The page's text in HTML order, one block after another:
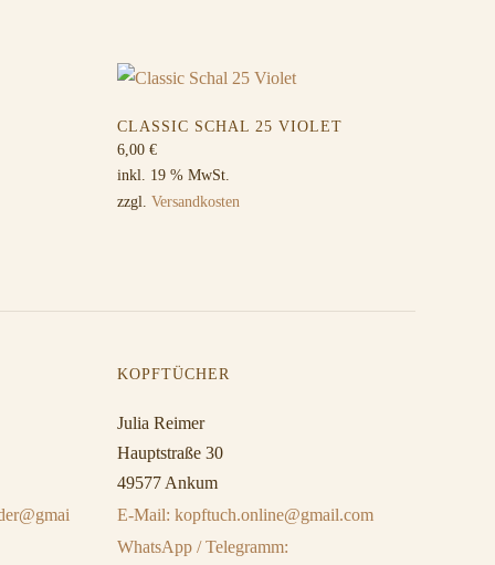
CLASSIC SCHAL 25 VIOLET
6,00 €
inkl. 19 % MwSt.
zzgl. Versandkosten
KOPFTÜCHER
Julia Reimer
Hauptstraße 30
49577 Ankum
E-Mail: kopftuch.online@gmail.com
WhatsApp / Telegramm: